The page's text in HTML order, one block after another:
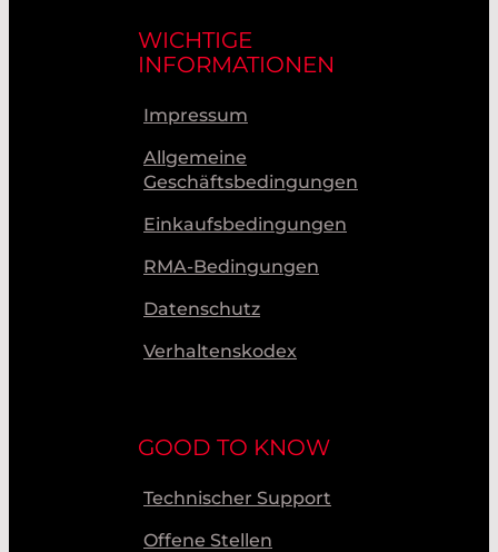
WICHTIGE
INFORMATIONEN
Impressum
Allgemeine
Geschäftsbedingungen
Einkaufsbedingungen
RMA-Bedingungen
Datenschutz
Verhaltenskodex
GOOD TO KNOW
Technischer Support
Offene Stellen